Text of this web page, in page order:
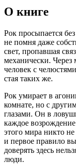
О книге
Рок просыпается
не помня даже
свет, пропавшая
механически.
человек с
стая таких же.
Рок умирает в
комнате, но с
глазами. Он в
каждое
этого мира никто
и первое правило
доверять здесь
люди.